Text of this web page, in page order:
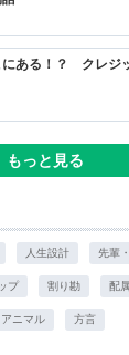
にある！？ クレジ
もっと見る
人生設計 先輩
プ 割り勘 配
アニマル 方言